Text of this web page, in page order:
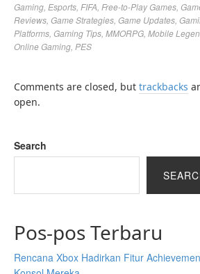
Gaming Esports FIFA Free-to-Play Games
Reviews Game Strategies Game Updates
Platforms Gaming Tips MMORPG Mobile
Online Gaming PES
Comments are closed, but trackbacks
open.
Search
Pos-pos Terbaru
Rencana Xbox Hadirkan Fitur